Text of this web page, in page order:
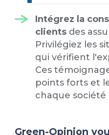
Intégrez la
clients des
Privilégiez les
qui vérifient
Ces
points forts et
chaque société
Green-Opinion